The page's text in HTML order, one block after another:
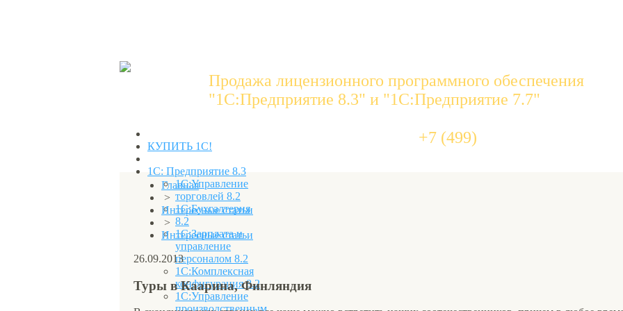
Продажа лицензионного программного обеспечения
"1C:Предприятие 8.3" и "1С:Предприятие 7.7"
+7 (499)
КУПИТЬ 1С!
1С: Предприятие 8.3
1С:Управление
торговлей 8.2
1С:Бухгалтерия
8.2
1С:Зарплата и
управление
персоналом 8.2
1С:Комплексная
конфигурация 8.2
1С:Управление
производственным
Главная
>
Интересные статьи
>
Интересные статьи
26.09.2013
Туры в Каарина, Финляндия